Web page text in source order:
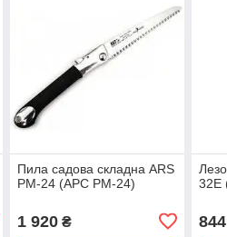
Пила садова складна ARS
PM-24 (АРС PM-24)
1 920₴
32E
844